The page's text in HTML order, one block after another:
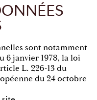
sont notamment
6 janvier 1978, la loi
L. 226-13 du
du 24 octobre